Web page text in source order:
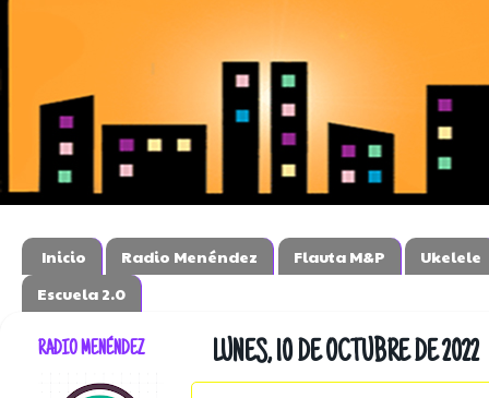
Inicio Radio Menéndez Flauta M&P
Ukelele
Escuela 2.0
LUNES, 10 DE OCTUBRE DE 2022
RADIO MENÉNDEZ